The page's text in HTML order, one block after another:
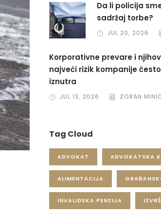
Da li policija
sadržaj torbe?
JUL 20, 2026
Korporativne prevare i
najveći rizik kompanije
iznutra
JUL 13, 2026 ZORAN
Tag Cloud
ADVOKAT ADVOKATSKA
ALIMENTACIJA
INVALIDSKA PENZIJA